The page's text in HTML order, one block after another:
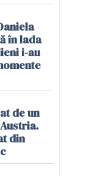
în lada
i-au
de un
din